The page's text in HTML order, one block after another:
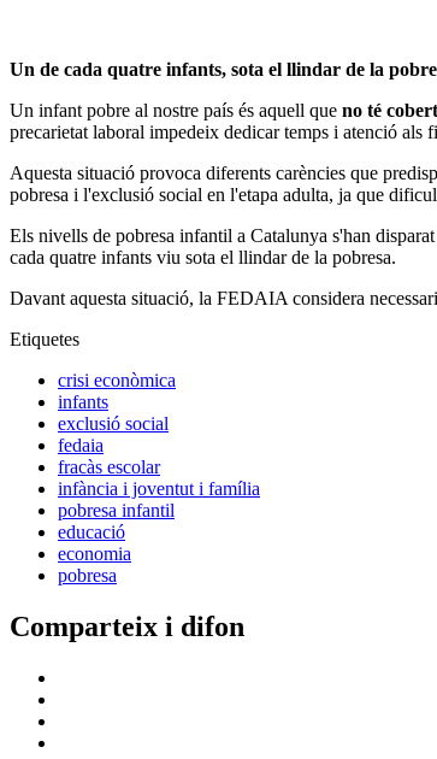
Un de cada quatre infants, sota el llindar de la
Un infant pobre al nostre país és aquell que no té
precarietat laboral impedeix dedicar temps i atenció als
Aquesta situació provoca diferents carències que
pobresa i l'exclusió social en l'etapa adulta, ja que
Els nivells de pobresa infantil a Catalunya s'han
cada quatre infants viu sota el llindar de la pobresa.
Davant aquesta situació, la FEDAIA considera
Etiquetes
crisi econòmica
infants
exclusió social
fedaia
fracàs escolar
infància i joventut i família
pobresa infantil
educació
economia
pobresa
Comparteix i difon